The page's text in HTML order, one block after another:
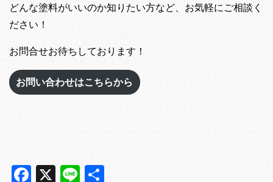
どんな塗料がいいのか知りたい方など、お気軽にご相談く
ださい！
お問合せお待ちしております！
お問い合わせはこちらから
Facebook
X Line